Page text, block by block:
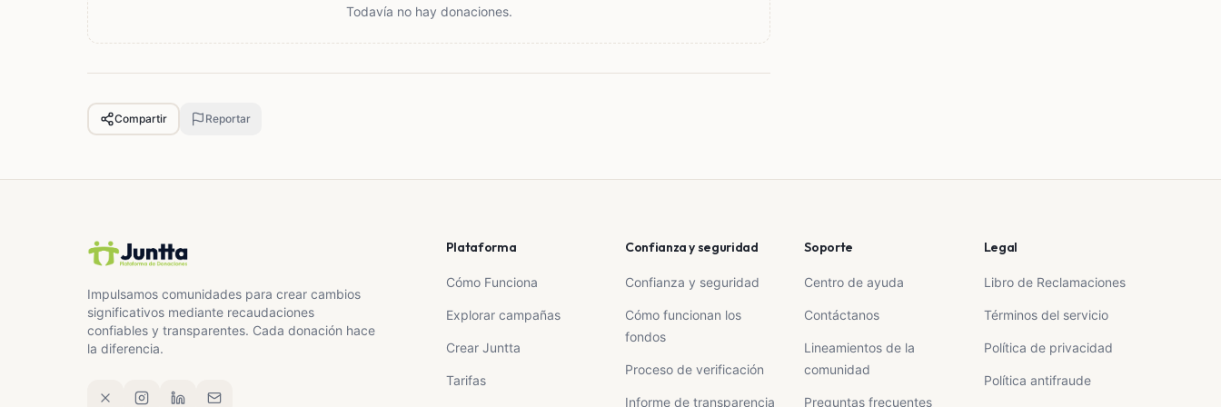
Todavía no hay donaciones.
Compartir Reportar
Impulsamos comunidades para crear cambios
significativos mediante recaudaciones
confiables y transparentes. Cada donación hace
la diferencia.
Plataforma
Cómo Funciona
Explorar campañas
Crear Juntta
Tarifas
Confianza y seguridad
Confianza y seguridad
Cómo funcionan los
fondos
Proceso de verificación
Informe de transparencia
Soporte
Centro de ayuda
Contáctanos
Lineamientos de la
comunidad
Preguntas frecuentes
Legal
Libro de Reclamaciones
Términos del servicio
Política de privacidad
Política antifraude